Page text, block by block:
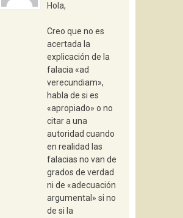
Hola,
Creo que no es
acertada la
explicación de la
falacia «ad
verecundiam»,
habla de si es
«apropiado» o no
citar a una
autoridad cuando
en realidad las
falacias no van de
grados de verdad
ni de «adecuación
argumental» si no
de si la